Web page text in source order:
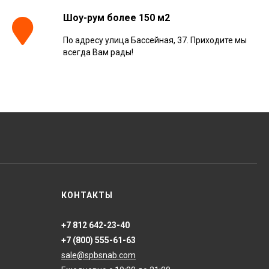
Керамогранит
Шоу-рум более 150 м2
По адресу улица Бассейная, 37. Приходите мы
всегда Вам рады!
КОНТАКТЫ
+7 812 642-23-40
+7 (800) 555-61-63
sale@spbsnab.com